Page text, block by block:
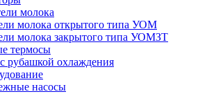
молока
молока открытого типа УОМ
молока закрытого типа УОМЗТ
термосы
рубашкой охлаждения
насосы